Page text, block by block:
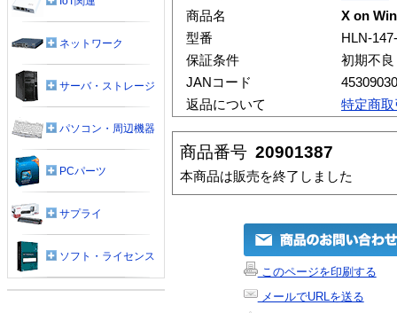
商品名
X on
型番
HLN-
保証条件
初期不
JANコード
返品について
特定商
商品番号 20901387
本商品は販売を終了しました
このページを印刷する
メールでURLを送る
ネットワーク
サーバ・ストレージ
パソコン・周辺機器
PCパーツ
サプライ
ソフト・ライセンス